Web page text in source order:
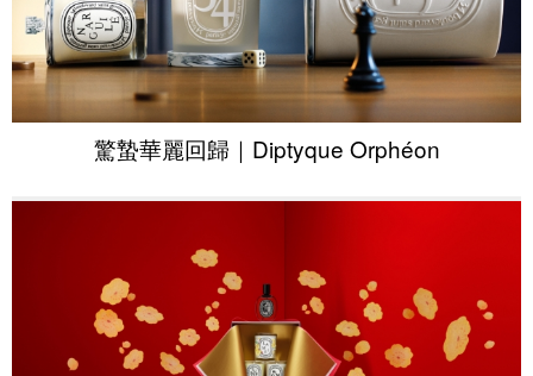
驚蟄華麗回歸｜Diptyque Orphéon